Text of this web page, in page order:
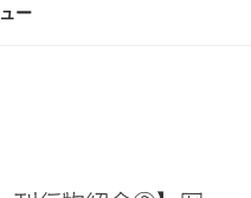
ー